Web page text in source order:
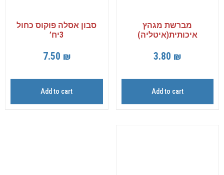
מברשת מגהץ
איכותית(איטליה)
3.80 ₪
Add to cart
סבון אסלה פוקוס כחול
3יח’
7.50 ₪
Add to cart